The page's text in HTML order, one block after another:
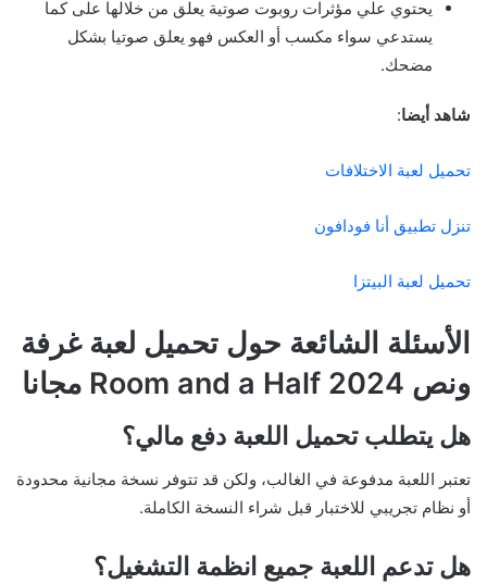
يحتوي علي مؤثرات روبوت صوتية يعلق من خلالها على كما
يستدعي سواء مكسب أو العكس فهو يعلق صوتيا بشكل
مضحك.
شاهد أيضا:
تحميل لعبة الاختلافات
تنزل تطبيق أنا فودافون
تحميل لعبة البيتزا
الأسئلة الشائعة حول تحميل لعبة غرفة
ونص Room and a Half 2024 مجانا
هل يتطلب تحميل اللعبة دفع مالي؟
تعتبر اللعبة مدفوعة في الغالب، ولكن قد تتوفر نسخة مجانية محدودة
أو نظام تجريبي للاختبار قبل شراء النسخة الكاملة.
هل تدعم اللعبة جميع انظمة التشغيل؟